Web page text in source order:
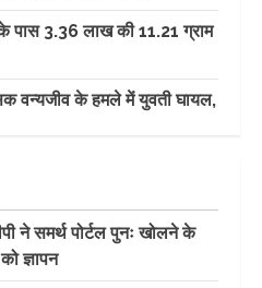
पास 3.36 लाख की 11.21 ग्राम
वन्यजीव के हमले में युवती घायल,
ने समर्थ पोर्टल पुनः खोलने के
ज्ञापन